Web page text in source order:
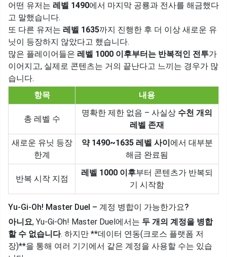
어떤 유저는 레벨 1490에서 마지막 공룡과 전사를 해금했다
고 말했습니다.
또 다른 유저는 레벨 1635까지 진행한 후 더 이상 새로운 유
닛이 등장하지 않았다고 했습니다.
많은 플레이어들은 레벨 1000 이후부터는 반복적인 전투가
이어지고, 실제로 콘텐츠는 거의 끝난다고 느끼는 경우가 많
습니다.
항목
내용
총 레벨 수
명확한 제한 없음 – 사실상 수천 개의
레벨 존재
새로운 유닛 등장
한계
약 1490~1635 레벨 사이에서 대부분
해금 완료됨
반복 시작 지점
레벨 1000 이후부터 콘텐츠가 반복되
기 시작함
Yu-Gi-Oh! Master Duel – 계정 병합이 가능한가요?
아니요, Yu-Gi-Oh! Master Duel에서는 두 개의 계정을 병합
할 수 없습니다. 하지만 **데이터 연동(크로스 플랫폼 저
장)**을 통해 여러 기기에서 같은 계정을 사용할 수는 있습